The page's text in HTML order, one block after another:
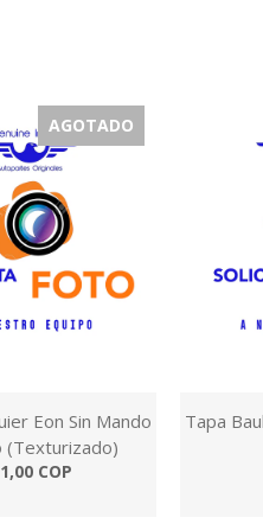
AGOTADO
Eon Sin Mando
(Texturizado)
COP
Tapa